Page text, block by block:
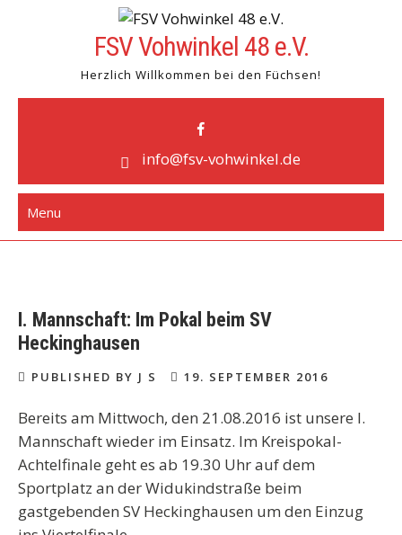
FSV Vohwinkel 48 e.V.
Herzlich Willkommen bei den Füchsen!
info@fsv-vohwinkel.de
Menu
I. Mannschaft: Im Pokal beim SV
Heckinghausen
PUBLISHED BY J S 19. SEPTEMBER 2016
Bereits am Mittwoch, den 21.08.2016 ist unsere I.
Mannschaft wieder im Einsatz. Im Kreispokal-
Achtelfinale geht es ab 19.30 Uhr auf dem
Sportplatz an der Widukindstraße beim
gastgebenden SV Heckinghausen um den Einzug